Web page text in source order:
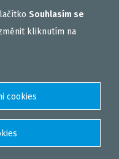
Souhlasím se
kliknutím na